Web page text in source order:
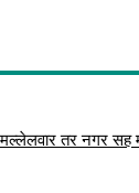
तर नगर सह